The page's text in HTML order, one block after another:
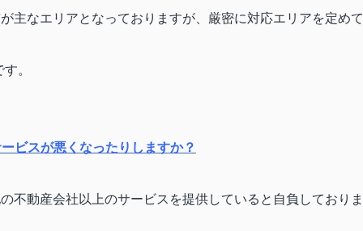
主なエリアとなっておりますが、厳密に対応エリアを定めて
。
ビスが悪くなったりしますか？
不動産会社以上のサービスを提供していると自負しておりま